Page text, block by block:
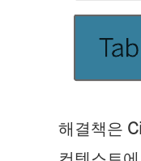
해결책은